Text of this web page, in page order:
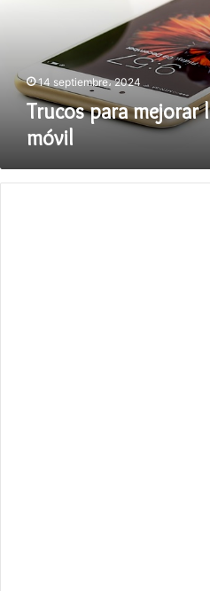
14 septiembre، 2024
Trucos para mejorar
móvil